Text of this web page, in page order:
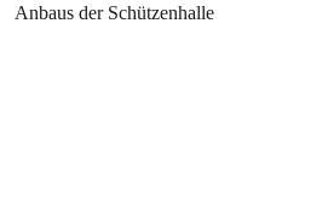
Anbaus der Schützenhalle